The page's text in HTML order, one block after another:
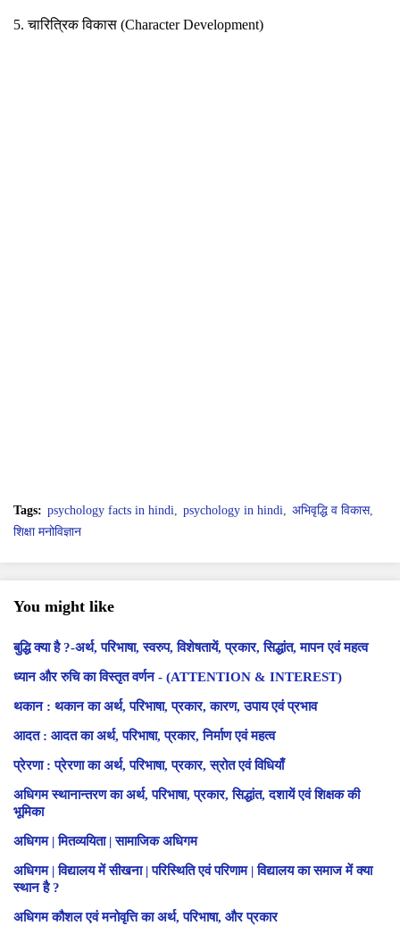
5. चारित्रिक विकास (Character Development)
Tags: psychology facts in hindi psychology in hindi
अभिवृद्धि व विकास
शिक्षा मनोविज्ञान
You might like
बुद्धि क्या है ?-अर्थ, परिभाषा, स्वरुप, विशेषतायें, प्रकार, सिद्धांत, मापन एवं महत्व
ध्यान और रुचि का विस्तृत वर्णन - (ATTENTION & INTEREST)
थकान : थकान का अर्थ, परिभाषा, प्रकार, कारण, उपाय एवं प्रभाव
आदत : आदत का अर्थ, परिभाषा, प्रकार, निर्माण एवं महत्व
प्रेरणा : प्रेरणा का अर्थ, परिभाषा, प्रकार, स्रोत एवं विधियाँ
अधिगम स्थानान्तरण का अर्थ, परिभाषा, प्रकार, सिद्धांत, दशायें एवं शिक्षक की
भूमिका
अधिगम | मितव्ययिता | सामाजिक अधिगम
अधिगम | विद्यालय में सीखना | परिस्थिति एवं परिणाम | विद्यालय का समाज में क्या
स्थान है ?
अधिगम कौशल एवं मनोवृत्ति का अर्थ, परिभाषा, और प्रकार